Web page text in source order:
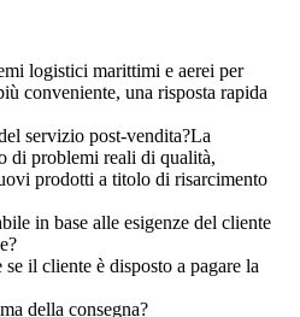
logistici marittimi e aerei per
conveniente, una risposta rapida
servizio post-vendita?La
di problemi reali di qualità,
prodotti a titolo di risarcimento
in base alle esigenze del cliente
il cliente è disposto a pagare la
della consegna?